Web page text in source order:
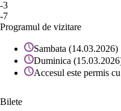
-3
-7
Programul de vizitare
Sambata
Duminica
Accesul este permis
Bilete